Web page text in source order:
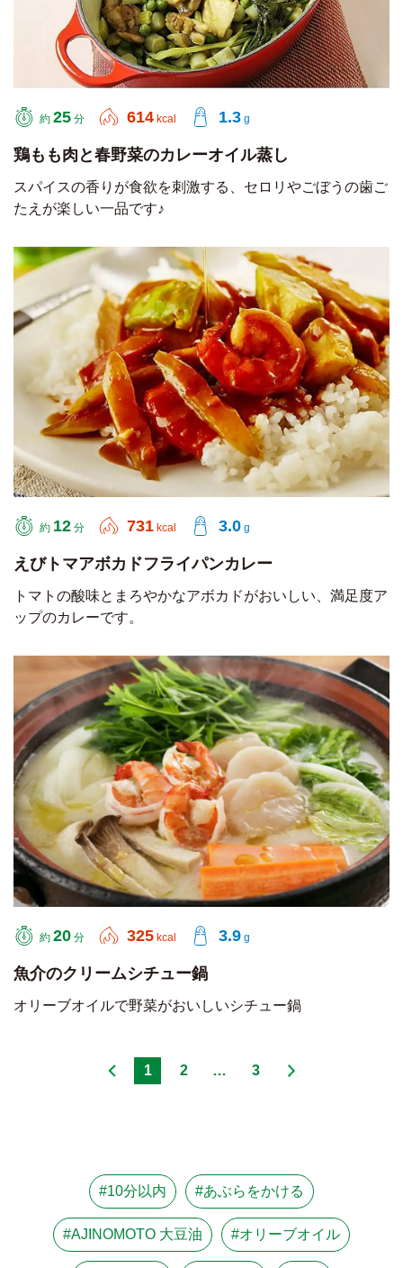
約 25 分 614 kcal 1.3 g
鶏もも肉と春野菜のカレーオイル蒸し
スパイスの香りが食欲を刺激する、セロリやごぼうの歯ご
たえが楽しい一品です♪
約 12 分 731 kcal 3.0 g
えびトマアボカドフライパンカレー
トマトの酸味とまろやかなアボカドがおいしい、満足度ア
ップのカレーです。
約 20 分 325 kcal 3.9 g
魚介のクリームシチュー鍋
オリーブオイルで野菜がおいしいシチュー鍋
1 2 … 3
#10分以内 #あぶらをかける
#AJINOMOTO 大豆油 #オリーブオイル